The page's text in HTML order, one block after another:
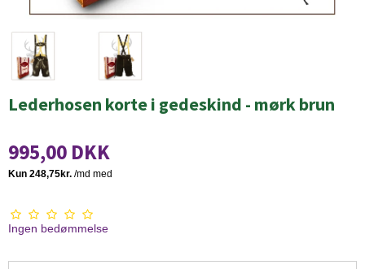
Lederhosen korte i gedeskind - mørk brun
995,00 DKK
Ingen bedømmelse